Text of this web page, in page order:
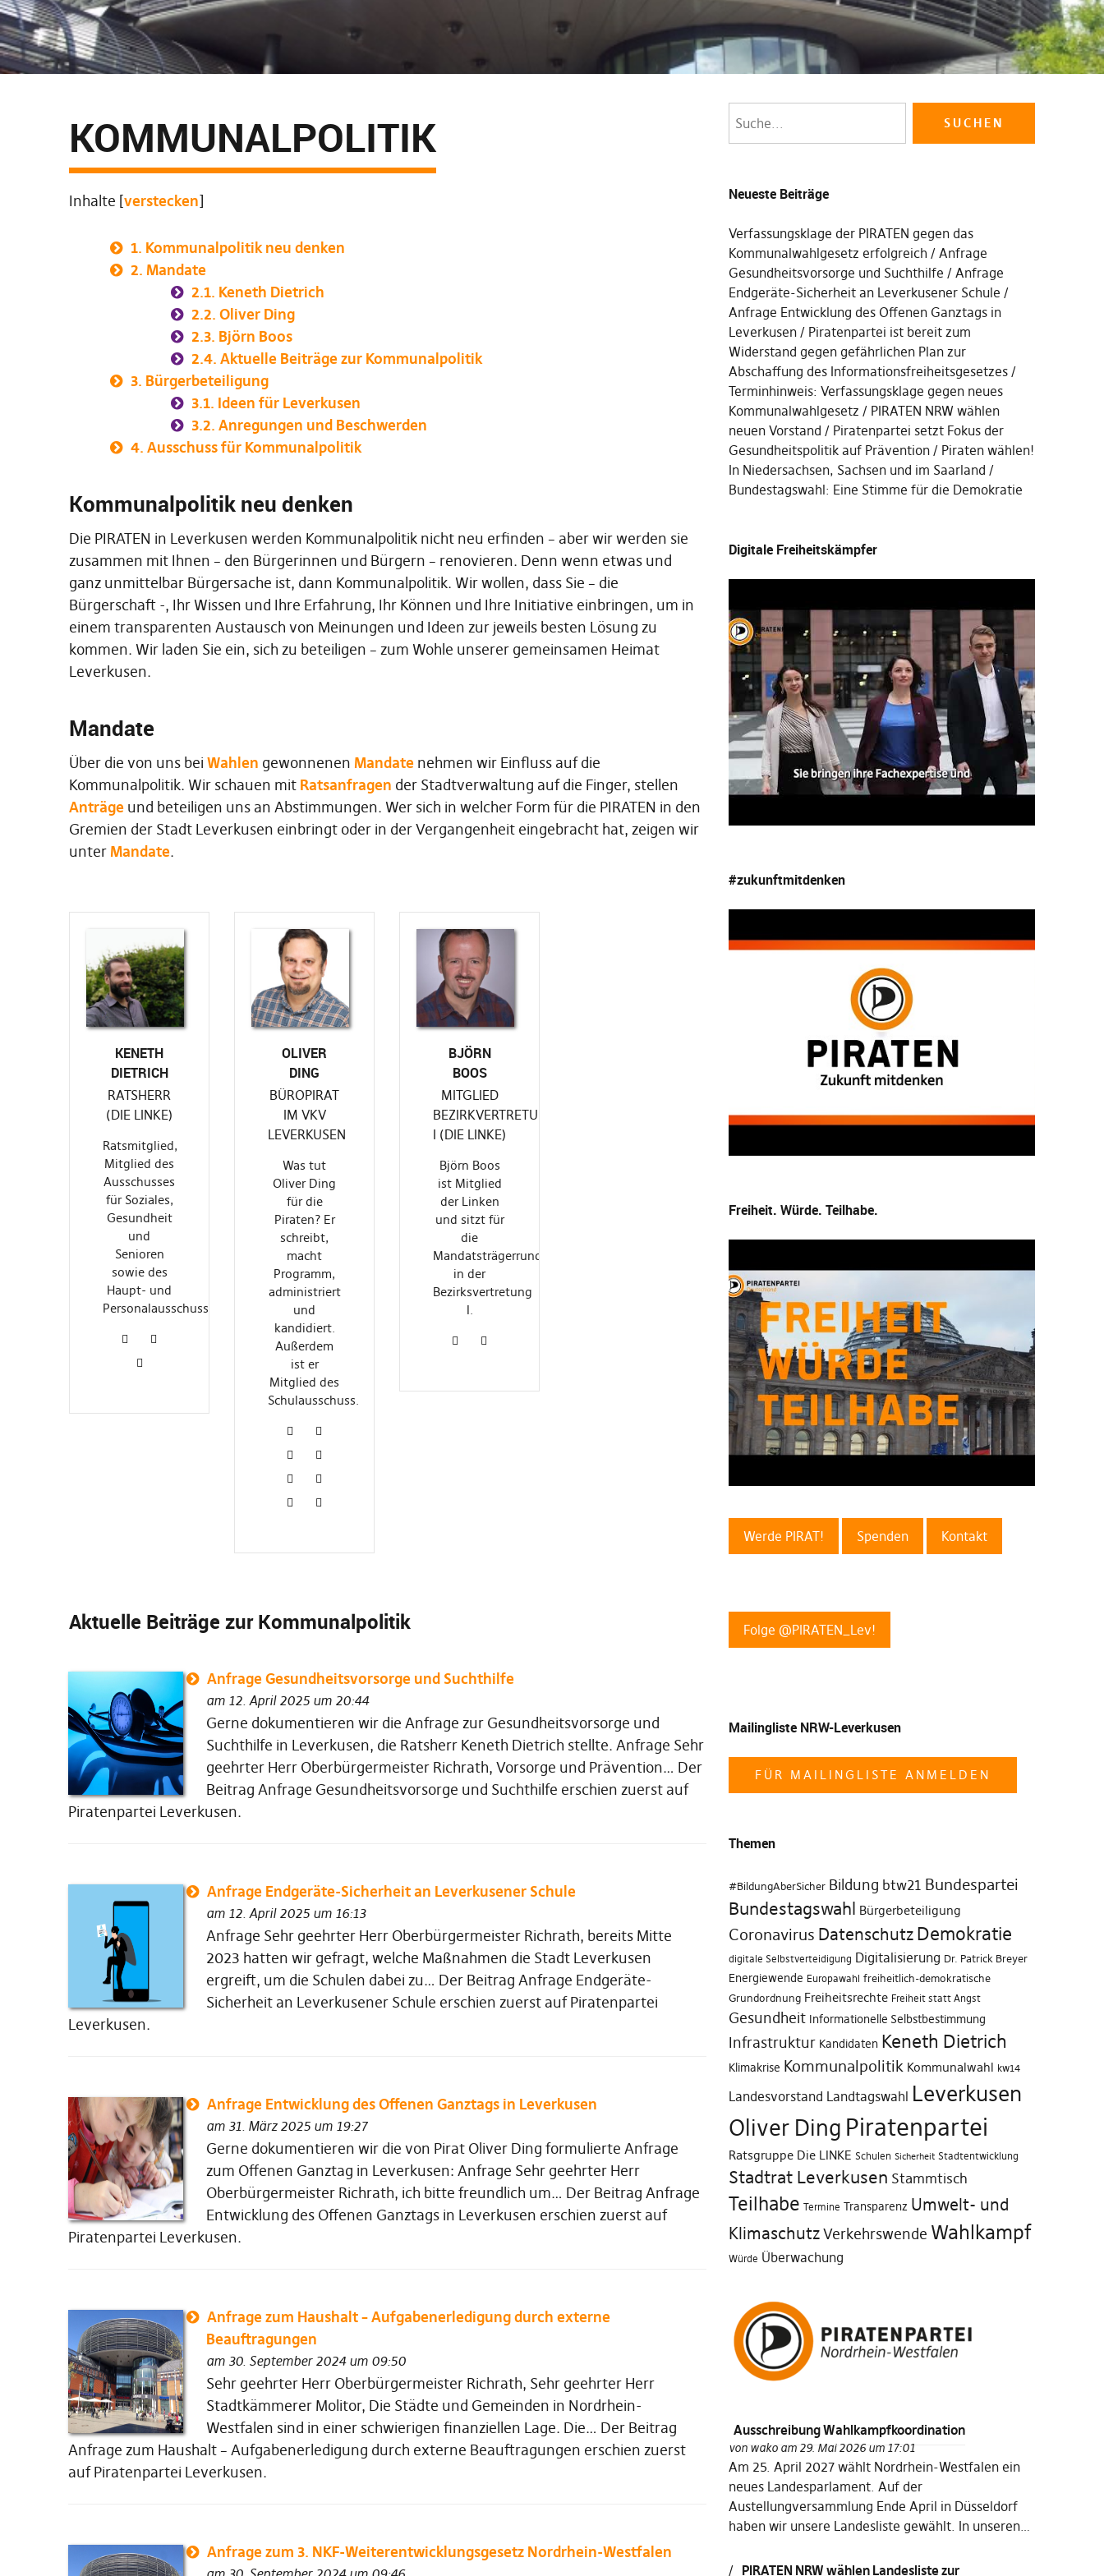
KOMMUNALPOLITIK
Inhalte [verstecken]
1. Kommunalpolitik neu denken
2. Mandate
2.1. Keneth Dietrich
2.2. Oliver Ding
2.3. Björn Boos
2.4. Aktuelle Beiträge zur Kommunalpolitik
3. Bürgerbeteiligung
3.1. Ideen für Leverkusen
3.2. Anregungen und Beschwerden
4. Ausschuss für Kommunalpolitik
Kommunalpolitik neu denken
Die PIRATEN in Leverkusen werden Kommunalpolitik nicht neu erfinden – aber wir werden sie
zusammen mit Ihnen – den Bürgerinnen und Bürgern – renovieren. Denn wenn etwas und
ganz unmittelbar Bürgersache ist, dann Kommunalpolitik. Wir wollen, dass Sie – die
Bürgerschaft -, Ihr Wissen und Ihre Erfahrung, Ihr Können und Ihre Initiative einbringen, um in
einem transparenten Austausch von Meinungen und Ideen zur jeweils besten Lösung zu
kommen. Wir laden Sie ein, sich zu beteiligen – zum Wohle unserer gemeinsamen Heimat
Leverkusen.
Mandate
Über die von uns bei Wahlen gewonnenen Mandate nehmen wir Einfluss auf die
Kommunalpolitik. Wir schauen mit Ratsanfragen der Stadtverwaltung auf die Finger, stellen
Anträge und beteiligen uns an Abstimmungen. Wer sich in welcher Form für die PIRATEN in den
Gremien der Stadt Leverkusen einbringt oder in der Vergangenheit eingebracht hat, zeigen wir
unter Mandate.
KENETH
DIETRICH
RATSHERR
(DIE LINKE)
Ratsmitglied,
Mitglied des
Ausschusses
für Soziales,
Gesundheit
und
Senioren
sowie des
Haupt- und
Personalausschusses
OLIVER
DING
BÜROPIRAT
IM VKV
LEVERKUSEN
Was tut
Oliver Ding
für die
Piraten? Er
schreibt,
macht
Programm,
administriert
und
kandidiert.
Außerdem
ist er
Mitglied des
Schulausschuss.
BJÖRN
BOOS
MITGLIED
BEZIRKVERTRETUNG
I (DIE LINKE)
Björn Boos
ist Mitglied
der Linken
und sitzt für
die
Mandatsträgerrunde
in der
Bezirksvertretung
I.
Aktuelle Beiträge zur Kommunalpolitik
Anfrage Gesundheitsvorsorge und Suchthilfe
am 12. April 2025 um 20:44
Gerne dokumentieren wir die Anfrage zur Gesundheitsvorsorge und
Suchthilfe in Leverkusen, die Ratsherr Keneth Dietrich stellte. Anfrage Sehr
geehrter Herr Oberbürgermeister Richrath, Vorsorge und Prävention… Der
Beitrag Anfrage Gesundheitsvorsorge und Suchthilfe erschien zuerst auf
Piratenpartei Leverkusen.
Anfrage Endgeräte-Sicherheit an Leverkusener Schule
am 12. April 2025 um 16:13
Anfrage Sehr geehrter Herr Oberbürgermeister Richrath, bereits Mitte
2023 hatten wir gefragt, welche Maßnahmen die Stadt Leverkusen
ergreift, um die Schulen dabei zu… Der Beitrag Anfrage Endgeräte-
Sicherheit an Leverkusener Schule erschien zuerst auf Piratenpartei
Leverkusen.
Anfrage Entwicklung des Offenen Ganztags in Leverkusen
am 31. März 2025 um 19:27
Gerne dokumentieren wir die von Pirat Oliver Ding formulierte Anfrage
zum Offenen Ganztag in Leverkusen: Anfrage Sehr geehrter Herr
Oberbürgermeister Richrath, ich bitte freundlich um… Der Beitrag Anfrage
Entwicklung des Offenen Ganztags in Leverkusen erschien zuerst auf
Piratenpartei Leverkusen.
Anfrage zum Haushalt – Aufgabenerledigung durch externe
Beauftragungen
am 30. September 2024 um 09:50
Sehr geehrter Herr Oberbürgermeister Richrath, Sehr geehrter Herr
Stadtkämmerer Molitor, Die Städte und Gemeinden in Nordrhein-
Westfalen sind in einer schwierigen finanziellen Lage. Die… Der Beitrag
Anfrage zum Haushalt – Aufgabenerledigung durch externe Beauftragungen erschien zuerst
auf Piratenpartei Leverkusen.
Anfrage zum 3. NKF-Weiterentwicklungsgesetz Nordrhein-Westfalen
Neueste Beiträge
Verfassungsklage der PIRATEN gegen das
Kommunalwahlgesetz erfolgreich
Anfrage
Gesundheitsvorsorge und Suchthilfe
Anfrage
Endgeräte-Sicherheit an Leverkusener Schule
Anfrage Entwicklung des Offenen Ganztags in
Leverkusen
Piratenpartei ist bereit zum
Widerstand gegen gefährlichen Plan zur
Abschaffung des Informationsfreiheitsgesetzes
Terminhinweis: Verfassungsklage gegen neues
Kommunalwahlgesetz
PIRATEN NRW wählen
neuen Vorstand
Piratenpartei setzt Fokus der
Gesundheitspolitik auf Prävention
Piraten wählen!
In Niedersachsen, Sachsen und im Saarland
Bundestagswahl: Eine Stimme für die Demokratie
Digitale Freiheitskämpfer
#zukunftmitdenken
Freiheit. Würde. Teilhabe.
Werde PIRAT! Spenden Kontakt
Folge @PIRATEN_Lev!
Mailingliste NRW-Leverkusen
Themen
#BildungAberSicher Bildung btw21 Bundespartei
Bundestagswahl Bürgerbeteiligung
Coronavirus Datenschutz Demokratie
digitale Selbstverteidigung Digitalisierung Dr. Patrick Breyer
Energiewende Europawahl freiheitlich-demokratische
Grundordnung Freiheitsrechte Freiheit statt Angst
Gesundheit Informationelle Selbstbestimmung
Infrastruktur Kandidaten Keneth Dietrich
Klimakrise Kommunalpolitik Kommunalwahl kw14
Landesvorstand Landtagswahl Leverkusen
Oliver Ding Piratenpartei
Ratsgruppe Die LINKE Schulen Sicherheit Stadtentwicklung
Stadtrat Leverkusen Stammtisch
Teilhabe Termine Transparenz Umwelt- und
KlimaschutzVerkehrswende Wahlkampf
Würde Überwachung
Ausschreibung Wahlkampfkoordination
von wakoam 29. Mai 2026 um 17:01
Am 25. April 2027 wählt Nordrhein-Westfalen ein
neues Landesparlament. Auf der
Austellungversammlung Ende April in Düsseldorf
haben wir unsere Landesliste gewählt. In unseren…
PIRATEN NRW wählen Landesliste zur